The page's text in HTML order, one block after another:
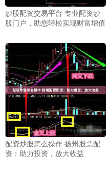
炒股配资交易平台 专业配资炒
股门户，助您轻松实现财富增值
配资炒股怎么操作 扬州股票配
资：助力投资，放大收益